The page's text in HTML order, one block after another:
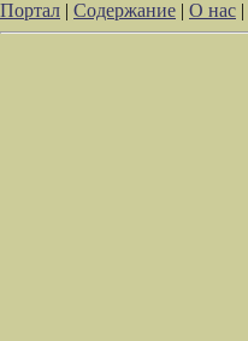
Портал | Содержание | О нас |